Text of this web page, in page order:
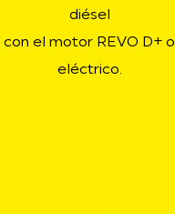
diésel
con el motor REVO D+ o
eléctrico.